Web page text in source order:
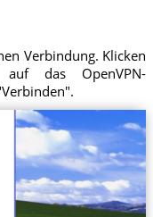
Verbindung. Klicken
das OpenVPN-